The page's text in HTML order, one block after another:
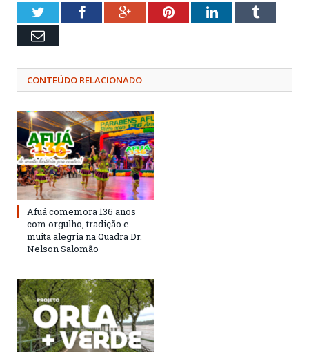
TwitterFacebookGoogle+PinterestLinkedInTumblr
Email
CONTEÚDO RELACIONADO
Afuá comemora 136 anos
com orgulho, tradição e
muita alegria na Quadra Dr.
Nelson Salomão